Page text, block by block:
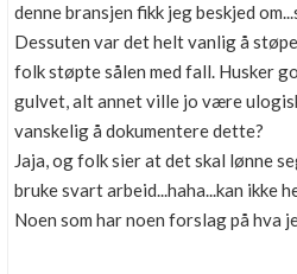
denne bransjen fikk jeg beskjed
Dessuten var det helt vanlig å
folk støpte sålen med fall. Husker
gulvet, alt annet ville jo være
vanskelig å dokumentere dette?
Jaja, og folk sier at det skal lønne
bruke svart arbeid...haha...kan ikke
Noen som har noen forslag på hva